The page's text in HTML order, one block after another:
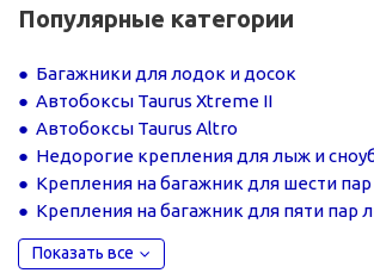
Популярные категории
Багажники для лодок и досок
Автобоксы Taurus Xtreme II
Автобоксы Taurus Altro
Недорогие крепления для лыж и
Крепления на багажник для шести
Крепления на багажник для пяти пар
Показать все